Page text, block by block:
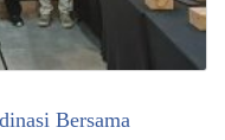
Bersama